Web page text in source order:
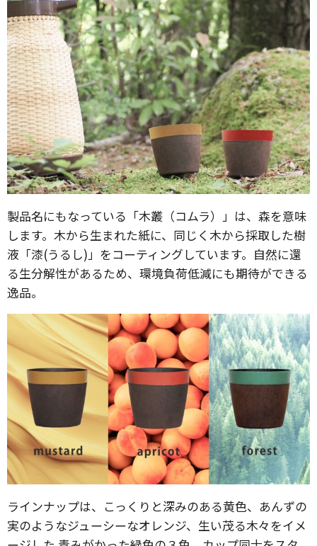
製品名にもなっている「木叢（コムラ）」は、森を意味
します。木から生まれた紙に、同じく木から採取した樹
液「漆(うるし)」をコーティングしています。自然に還
る生分解性があるため、環境負荷低減にも期待ができる
逸品。
ラインナップは、こっくりと深みのある黄色、あんずの
実のようなジューシーなオレンジ、生い茂る木々をイメ